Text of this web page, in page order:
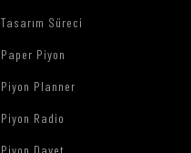
Tasarım Süreci
Paper Piyon
Piyon Planner
Piyon Radio